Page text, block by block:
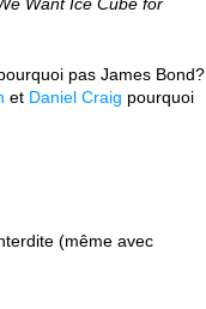
pas James Bond?
et Daniel Craig pourquoi
(même avec